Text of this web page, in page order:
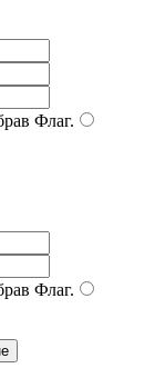
Флаг.
Флаг.